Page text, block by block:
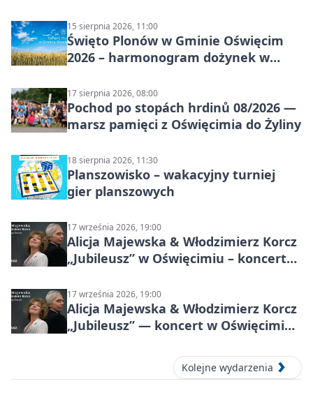
15 sierpnia 2026, 11:00
Święto Plonów w Gminie Oświęcim
2026 – harmonogram dożynek w
17 sierpnia 2026, 08:00
Pochod po stopách hrdinů 08/2026 —
marsz pamięci z Oświęcimia do Żyliny
18 sierpnia 2026, 11:30
Planszowisko – wakacyjny turniej
gier planszowych
17 września 2026, 19:00
Alicja Majewska & Włodzimierz Korcz
„Jubileusz” w Oświęcimiu – koncert
17 września 2026, 19:00
Alicja Majewska & Włodzimierz Korcz
„Jubileusz” — koncert w Oświęcimiu,
Kolejne wydarzenia